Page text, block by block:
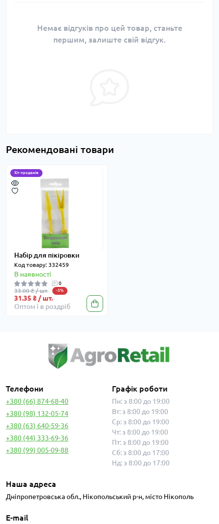
Немає відгуків про цей товар, станьте
першим, залиште свій відгук.
Рекомендовані товари
Хіт продажів
Набір для пікіровки
Код товару: 332459
В наявності
0
33.00 ₴ / шт. -5%
31.35 ₴ / шт.
Оптом і в роздріб
Телефони
+380 (66) 874-68-40
+380 (98) 132-05-74
+380 (63) 640-59-36
+380 (44) 333-69-36
+380 (99) 005-09-88
Графік роботи
Пн: з 8:00 до 19:00
Вт: з 8:00 до 19:00
Ср: з 8:00 до 19:00
Чт: з 8:00 до 19:00
Пт: з 8:00 до 19:00
Сб: з 8:00 до 17:00
Нд: з 8:00 до 17:00
Наша адреса
Дніпропетровська обл., Нікопольський р-н, місто Нікополь
E-mail